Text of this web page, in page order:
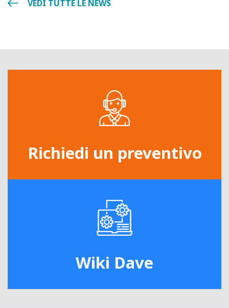
VEDI TUTTE LE NEWS
Richiedi un preventivo
Wiki Dave